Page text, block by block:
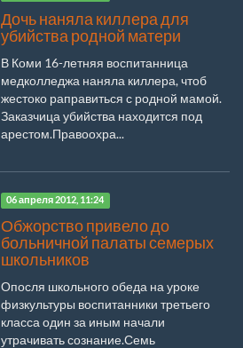
Дочь наняла киллера для
убийства родной матери
В Коми 16-летняя воспитанница
медколледжа наняла киллера, чтоб
жестоко раправиться с родной мамой.
Заказчица убийства находится под
арестом.Правоохра...
06 апреля 2012, 11:24
Обжорство привело до
больничной палаты семерых
школьников
Опосля школьного обеда на уроке
физкультуры воспитанники третьего
класса один за иным начали
утрачивать сознание.Семь